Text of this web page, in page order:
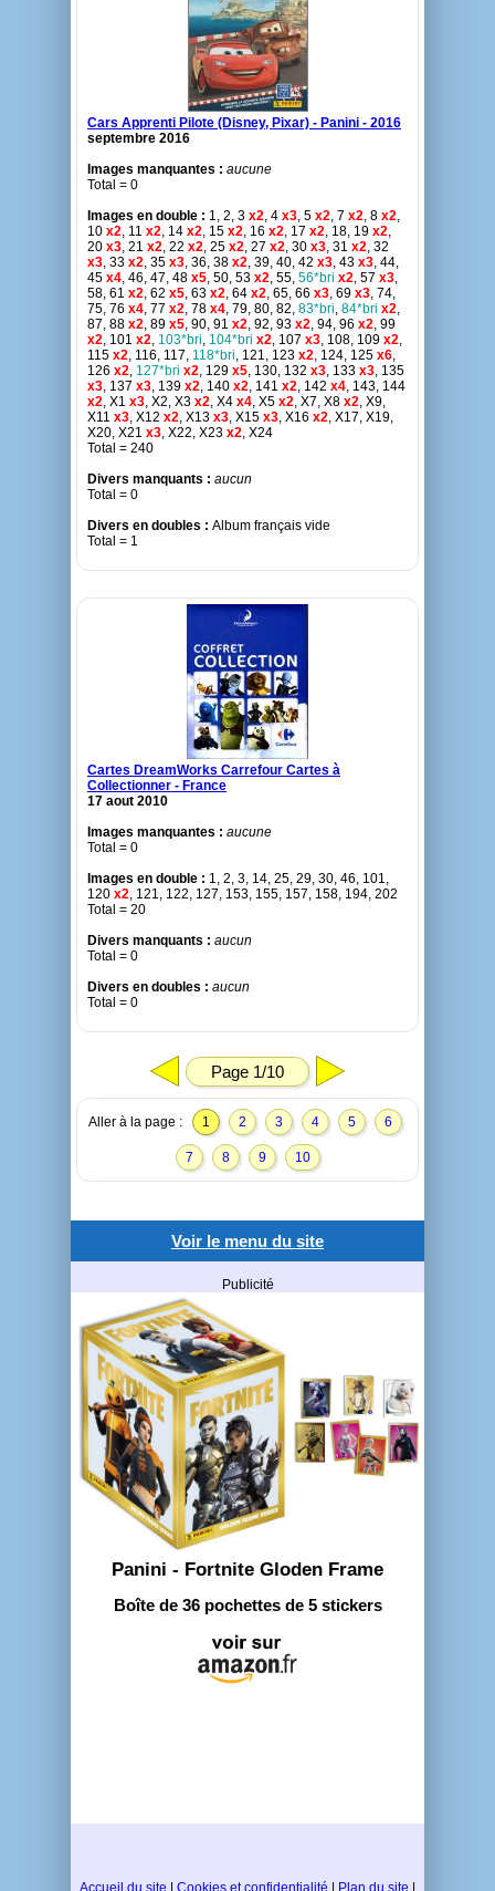
Cars Apprenti Pilote (Disney, Pixar) - Panini - 2016
septembre 2016
Images manquantes : aucune
Total = 0
Images en double : 1, 2, 3 x2, 4 x3, 5 x2, 7 x2, 8 x2,
10 x2, 11 x2, 14 x2, 15 x2, 16 x2, 17 x2, 18, 19 x2,
20 x3, 21 x2, 22 x2, 25 x2, 27 x2, 30 x3, 31 x2, 32
x3, 33 x2, 35 x3, 36, 38 x2, 39, 40, 42 x3, 43 x3, 44,
45 x4, 46, 47, 48 x5, 50, 53 x2, 55, 56*bri x2, 57 x3,
58, 61 x2, 62 x5, 63 x2, 64 x2, 65, 66 x3, 69 x3, 74,
75, 76 x4, 77 x2, 78 x4, 79, 80, 82, 83*bri, 84*bri x2,
87, 88 x2, 89 x5, 90, 91 x2, 92, 93 x2, 94, 96 x2, 99
x2, 101 x2, 103*bri, 104*bri x2, 107 x3, 108, 109 x2,
115 x2, 116, 117, 118*bri, 121, 123 x2, 124, 125 x6,
126 x2, 127*bri x2, 129 x5, 130, 132 x3, 133 x3, 135
x3, 137 x3, 139 x2, 140 x2, 141 x2, 142 x4, 143, 144
x2, X1 x3, X2, X3 x2, X4 x4, X5 x2, X7, X8 x2, X9,
X11 x3, X12 x2, X13 x3, X15 x3, X16 x2, X17, X19,
X20, X21 x3, X22, X23 x2, X24
Total = 240
Divers manquants : aucun
Total = 0
Divers en doubles : Album français vide
Total = 1
Cartes DreamWorks Carrefour Cartes à
Collectionner - France
17 aout 2010
Images manquantes : aucune
Total = 0
Images en double : 1, 2, 3, 14, 25, 29, 30, 46, 101,
120 x2, 121, 122, 127, 153, 155, 157, 158, 194, 202
Total = 20
Divers manquants : aucun
Total = 0
Divers en doubles : aucun
Total = 0
Page 1/10
Aller à la page : 1 2 3 4 5 6
7 8 9 10
Voir le menu du site
Publicité
Panini - Fortnite Gloden Frame
Boîte de 36 pochettes de 5 stickers
Accueil du site Cookies et confidentialité Plan du site